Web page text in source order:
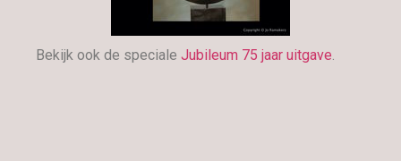
Bekijk ook de speciale Jubileum 75 jaar uitgave.